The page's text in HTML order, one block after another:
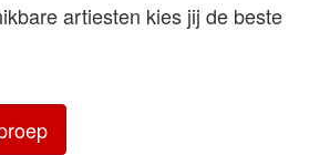
artiesten kies jij de beste